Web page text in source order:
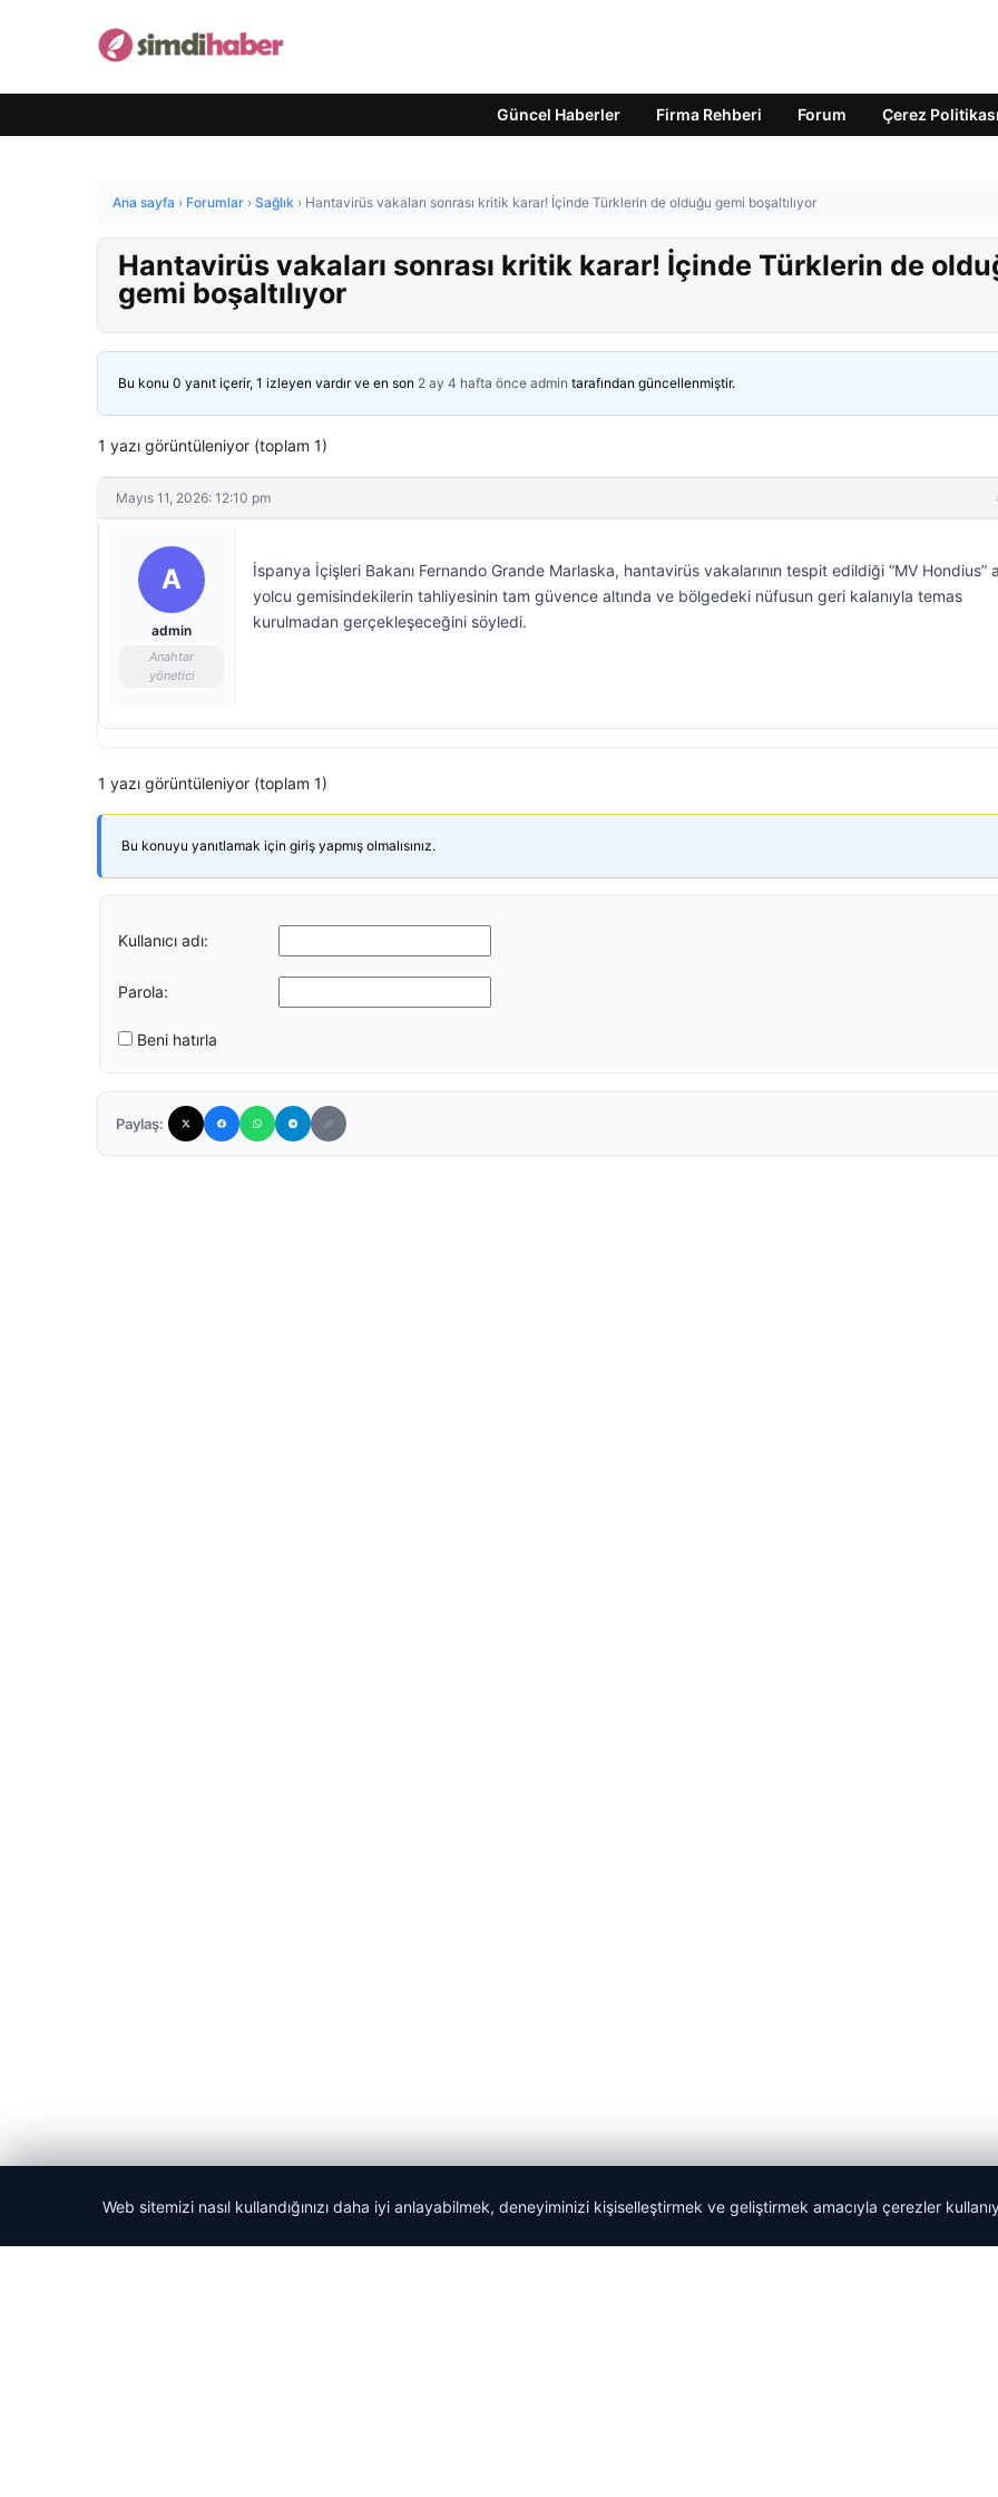
Güncel Haberler Firma Rehberi Forum Çerez Politikası
Ana sayfa › Forumlar › Sağlık › Hantavirüs vakaları sonrası kritik karar! İçinde Türklerin de olduğu gemi boşaltılıyor
Hantavirüs vakaları sonrası kritik karar! İçinde Türklerin de
gemi boşaltılıyor
Bu konu 0 yanıt içerir, 1 izleyen vardır ve en son 2 ay 4 hafta önce admin tarafından güncellenmiştir.
1 yazı görüntüleniyor (toplam 1)
Mayıs 11, 2026: 12:10 pm
A
admin
Anahtar
yönetici
İspanya İçişleri Bakanı Fernando Grande Marlaska, hantavirüs vakalarının tespit edildiği “MV Hondius”
yolcu gemisindekilerin tahliyesinin tam güvence altında ve bölgedeki nüfusun geri kalanıyla temas
kurulmadan gerçekleşeceğini söyledi.
1 yazı görüntüleniyor (toplam 1)
Bu konuyu yanıtlamak için giriş yapmış olmalısınız.
Kullanıcı adı:
Parola:
Beni hatırla
Paylaş:
Web sitemizi nasıl kullandığınızı daha iyi anlayabilmek, deneyiminizi kişiselleştirmek ve geliştirmek amacıyla çerezler